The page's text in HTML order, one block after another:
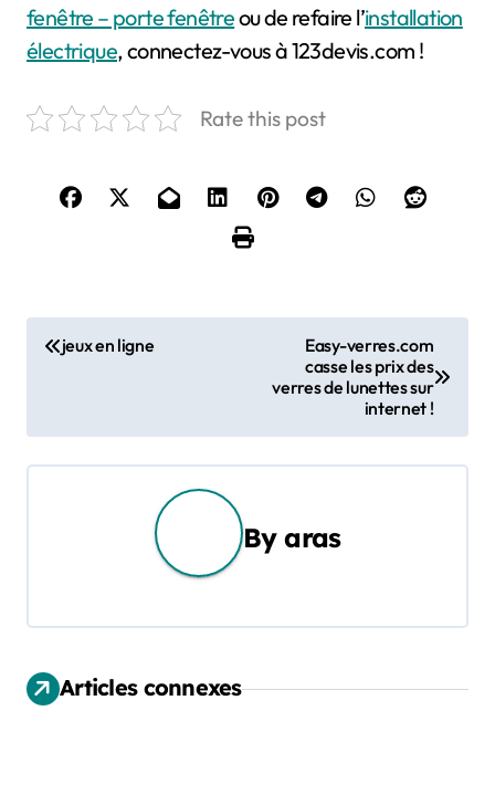
fenêtre – porte fenêtreou de refaire l’installation
électrique, connectez-vous à 123devis.com !
Rate this post
N
v
i
o
jeux en ligne
Easy-verres.com
casse les prix des
verres de lunettes sur
internet !
Byaras
Articles connexes